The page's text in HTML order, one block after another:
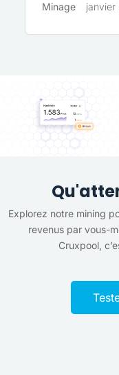
Minage
Explorez notre mining
revenus par vous-
Cruxpool,